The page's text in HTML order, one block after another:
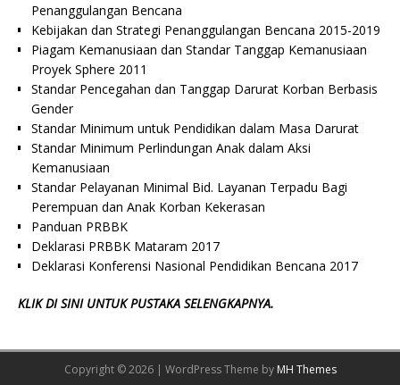
Penanggulangan Bencana
Kebijakan dan Strategi Penanggulangan Bencana 2015-2019
Piagam Kemanusiaan dan Standar Tanggap Kemanusiaan
Proyek Sphere 2011
Standar Pencegahan dan Tanggap Darurat Korban Berbasis
Gender
Standar Minimum untuk Pendidikan dalam Masa Darurat
Standar Minimum Perlindungan Anak dalam Aksi
Kemanusiaan
Standar Pelayanan Minimal Bid. Layanan Terpadu Bagi
Perempuan dan Anak Korban Kekerasan
Panduan PRBBK
Deklarasi PRBBK Mataram 2017
Deklarasi Konferensi Nasional Pendidikan Bencana 2017
KLIK DI SINI UNTUK PUSTAKA SELENGKAPNYA.
Copyright © 2026 | WordPress Theme by MH Themes